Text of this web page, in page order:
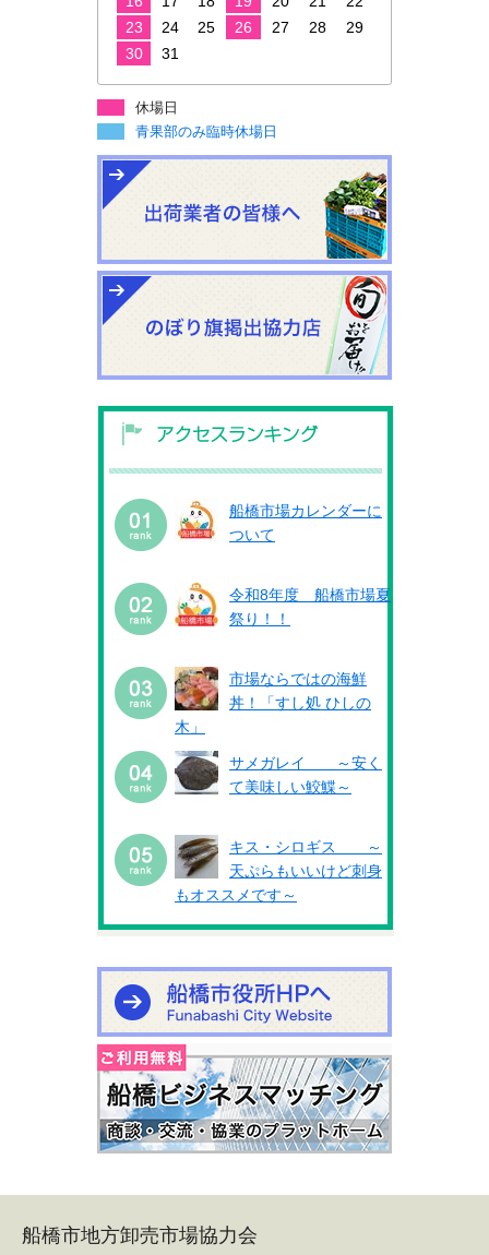
23
24 25 26 27 28
29
30
31
休場日
青果部のみ臨時休場日
船橋市場カレンダーに
ついて
令和8年度 船橋市場夏
祭り！！
市場ならではの海鮮
丼！「すし処 ひしの
木」
サメガレイ ～安く
て美味しい鮫鰈～
キス・シロギス ～
天ぷらもいいけど刺身
もオススメです～
船橋市地方卸売市場協力会